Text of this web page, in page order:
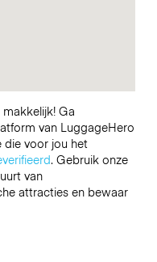
Ga
van LuggageHero
die voor jou het
. Gebruik onze
van
attracties en bewaar